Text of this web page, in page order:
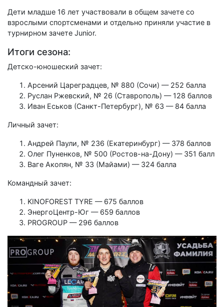
Дети младше 16 лет участвовали в общем зачете со
взрослыми спортсменами и отдельно приняли участие в
турнирном зачете Junior.
Итоги сезона:
Детско-юношеский зачет:
Арсений Цареградцев, № 880 (Сочи) — 252 балла
Руслан Ржевский, № 26 (Ставрополь) — 128 баллов
Иван Еськов (Санкт-Петербург), № 63 — 84 балла
Личный зачет:
Андрей Паули, № 236 (Екатеринбург) — 378 баллов
Олег Пуненков, № 500 (Ростов-на-Дону) — 351 балл
Ваге Акопян, № 33 (Майами) — 324 балла
Командный зачет:
KINOFOREST TYRE — 675 баллов
ЭнергоЦентр-Юг — 659 баллов
PROGROUP — 296 баллов